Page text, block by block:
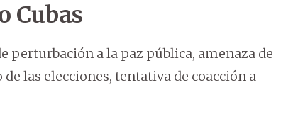
Cubas
perturbación a la paz pública, amenaza de
las elecciones, tentativa de coacción a